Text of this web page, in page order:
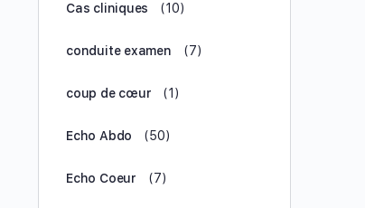
Cas cliniques (10)
conduite examen (7)
coup de cœur (1)
Echo Abdo (50)
Echo Coeur (7)